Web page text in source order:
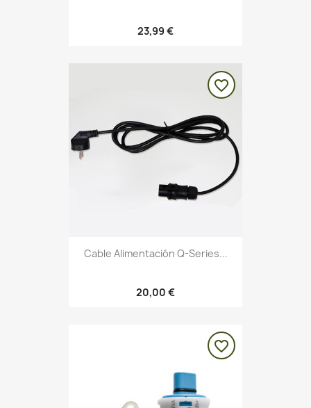
23,99 €
Cable Alimentación Q-Series...
20,00 €
favorite_border
favorite_border